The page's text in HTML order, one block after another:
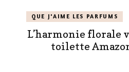
QUE J'AIME LES PARFUMS
L’harmonie florale
toilette